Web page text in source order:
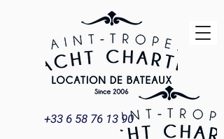
+33 6 58 76 13 90